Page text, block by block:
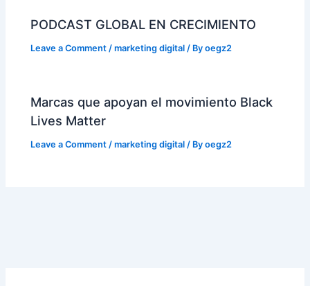
PODCAST GLOBAL EN CRECIMIENTO
Leave a Comment /marketing digital / Byoegz2
Marcas que apoyan el movimiento Black
Lives Matter
Leave a Comment /marketing digital / Byoegz2